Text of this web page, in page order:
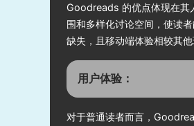
Goodreads 的优点体现在其
围和多样化讨论空间，使读
缺失，且移动端体验相较其
用户体验：
对于普通读者而言，